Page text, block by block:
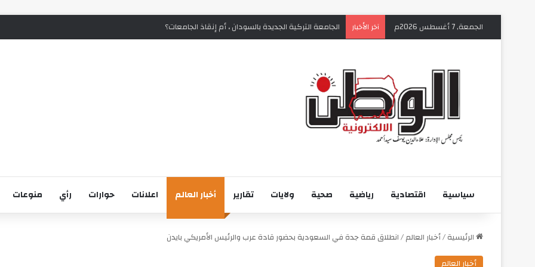
الجمعة, 7 أغسطس 2026م آخر الأخبار الجامعة التركية الجديدة بالسودان ، أم إنقاذ الجامعات؟
سياسية اقتصادية رياضية صحية ولايات تقارير أخبار العالم اعلانات حوارات رأي منوعات
الرئيسية/أخبار العالم/انطلاق قمة جدة في السعودية بحضور قادة عرب والرئيس الأمريكي بايدن
أخبار العالم